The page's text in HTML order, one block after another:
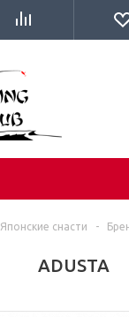
Японские снасти -
ADUSTA